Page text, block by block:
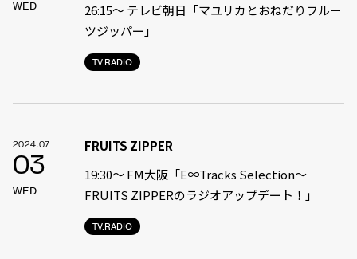
WED
TV.RADIO
26:15～ テレビ朝日「マユリカとおねだりフルー
ツジッパー」
2024.07
03
WED
TV.RADIO
FRUITS ZIPPER
19:30〜 FM大阪「E∞Tracks Selection～
FRUITS ZIPPERのラジオアップデート！」